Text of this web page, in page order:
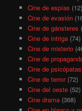
Cine de espías (12)
Cine de evasión
Cine de gánsteres
Cine de intriga(74)
Cine de misterio
Cine de
Cine de psicópatas
Cine de terror(72)
Cine del oeste(52)
Cine drama(368)